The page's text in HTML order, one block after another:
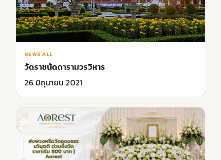
NEWS ALL
วัดราชนัดดารามวรวิหาร
26 มิถุนายน 2021